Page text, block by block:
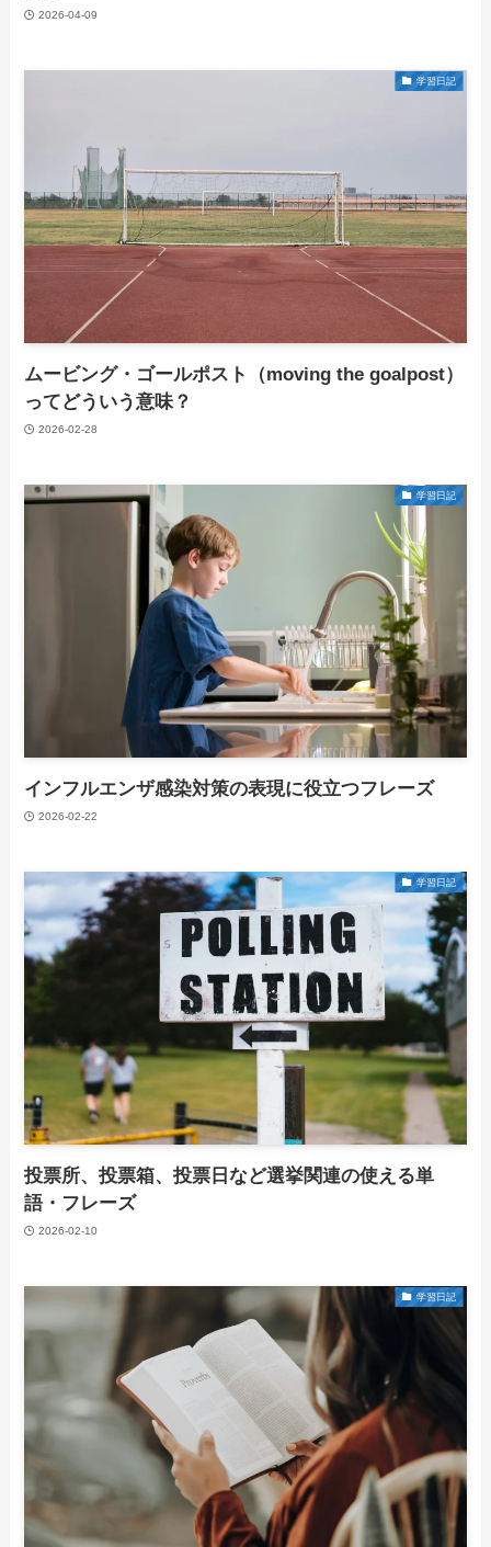
2026-04-09
学習日記
ムービング・ゴールポスト（moving the goalpost）
ってどういう意味？
2026-02-28
学習日記
インフルエンザ感染対策の表現に役立つフレーズ
2026-02-22
学習日記
投票所、投票箱、投票日など選挙関連の使える単
語・フレーズ
2026-02-10
学習日記